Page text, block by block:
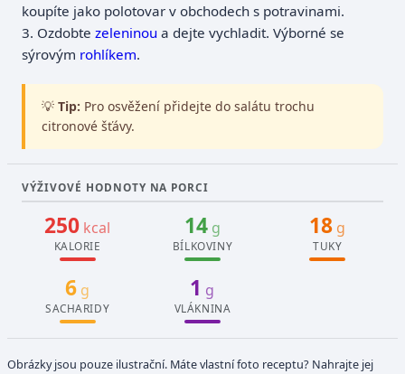
koupíte jako polotovar v obchodech s potravinami.
3. Ozdobtezeleninou a dejte vychladit. Výborné se
sýrovým rohlíkem.
💡 Tip: Pro osvěžení přidejte do salátu trochu
citronové šťávy.
VÝŽIVOVÉ HODNOTY NA PORCI
250 kcal
KALORIE
14g
BÍLKOVINY
18 g
TUKY
6 g
SACHARIDY
1 g
VLÁKNINA
Obrázky jsou pouze ilustrační. Máte vlastní foto receptu? Nahrajte jej